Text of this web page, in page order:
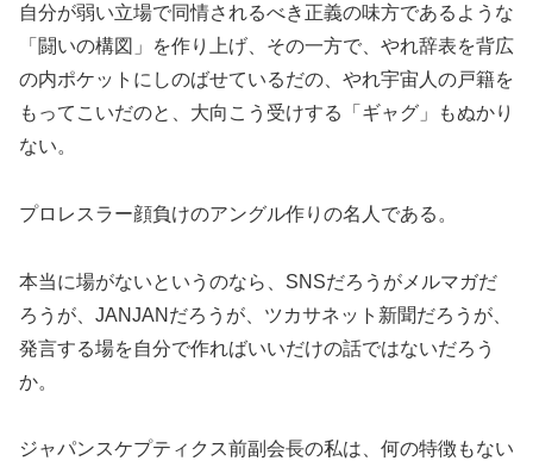
自分が弱い立場で同情されるべき正義の味方であるような
「闘いの構図」を作り上げ、その一方で、やれ辞表を背広
の内ポケットにしのばせているだの、やれ宇宙人の戸籍を
もってこいだのと、大向こう受けする「ギャグ」もぬかり
ない。
プロレスラー顔負けのアングル作りの名人である。
本当に場がないというのなら、SNSだろうがメルマガだ
ろうが、JANJANだろうが、ツカサネット新聞だろうが、
発言する場を自分で作ればいいだけの話ではないだろう
か。
ジャパンスケプティクス前副会長の私は、何の特徴もない